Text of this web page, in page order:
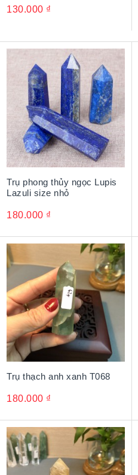
130.000 ₫
Trụ phong thủy ngọc Lupis
Lazuli size nhỏ
180.000 ₫
Trụ thạch anh xanh T068
180.000 ₫